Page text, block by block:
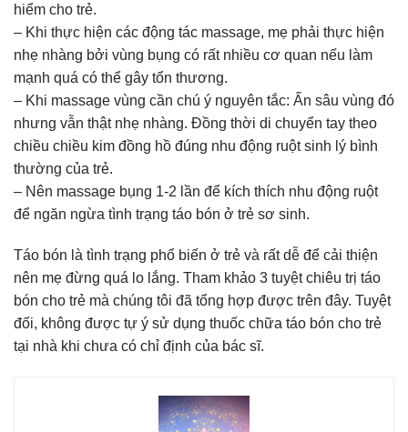
hiểm cho trẻ.
– Khi thực hiện các động tác massage, mẹ phải thực hiện
nhẹ nhàng bởi vùng bụng có rất nhiều cơ quan nếu làm
mạnh quá có thể gây tổn thương.
– Khi massage vùng cần chú ý nguyên tắc: Ấn sâu vùng đó
nhưng vẫn thật nhẹ nhàng. Đồng thời di chuyển tay theo
chiều chiều kim đồng hồ đúng nhu động ruột sinh lý bình
thường của trẻ.
– Nên massage bụng 1-2 lần để kích thích nhu động ruột
để ngăn ngừa tình trạng táo bón ở trẻ sơ sinh.
Táo bón là tình trạng phổ biến ở trẻ và rất dễ để cải thiện
nên mẹ đừng quá lo lắng. Tham khảo 3 tuyệt chiêu trị táo
bón cho trẻ mà chúng tôi đã tổng hợp được trên đây. Tuyệt
đối, không được tự ý sử dụng thuốc chữa táo bón cho trẻ
tại nhà khi chưa có chỉ định của bác sĩ.